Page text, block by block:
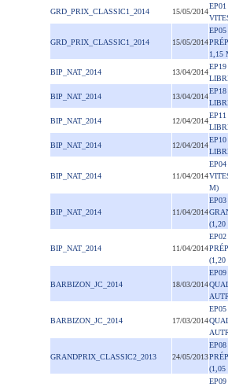
GRD_PRIX_CLASSIC1_2014 15/05/2014
GRD_PRIX_CLASSIC1_2014 15/05/2014
EP05
1,15
BIP_NAT_2014 13/04/2014
BIP_NAT_2014 13/04/2014
BIP_NAT_2014 12/04/2014
BIP_NAT_2014 12/04/2014
BIP_NAT_2014 11/04/2014
M)
BIP_NAT_2014 11/04/2014
(1,20
BIP_NAT_2014 11/04/2014
EP02
(1,20
BARBIZON_JC_2014 18/03/2014
BARBIZON_JC_2014 17/03/2014
GRANDPRIX_CLASSIC2_2013 24/05/2013
EP08
(1,05
EP09